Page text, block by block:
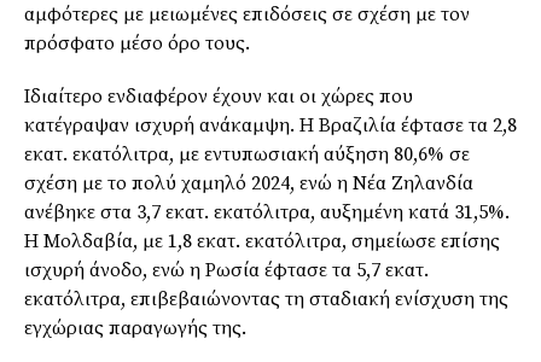
αμφότερες με μειωμένες επιδόσεις σε σχέση με τον
πρόσφατο μέσο όρο τους.
Ιδιαίτερο ενδιαφέρον έχουν και οι χώρες που
κατέγραψαν ισχυρή ανάκαμψη. Η Βραζιλία έφτασε τα 2,8
εκατ. εκατόλιτρα, με εντυπωσιακή αύξηση 80,6% σε
σχέση με το πολύ χαμηλό 2024, ενώ η Νέα Ζηλανδία
ανέβηκε στα 3,7 εκατ. εκατόλιτρα, αυξημένη κατά 31,5%.
Η Μολδαβία, με 1,8 εκατ. εκατόλιτρα, σημείωσε επίσης
ισχυρή άνοδο, ενώ η Ρωσία έφτασε τα 5,7 εκατ.
εκατόλιτρα, επιβεβαιώνοντας τη σταδιακή ενίσχυση της
εγχώριας παραγωγής της.